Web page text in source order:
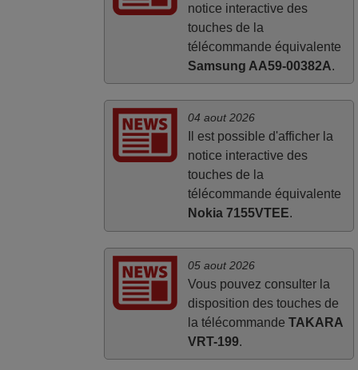
notice interactive des
touches de la
télécommande équivalente
Samsung AA59-00382A.
04 aout 2026
Il est possible d'afficher la
notice interactive des
touches de la
télécommande équivalente
Nokia 7155VTEE.
05 aout 2026
Vous pouvez consulter la
disposition des touches de
la télécommande TAKARA
VRT-199.